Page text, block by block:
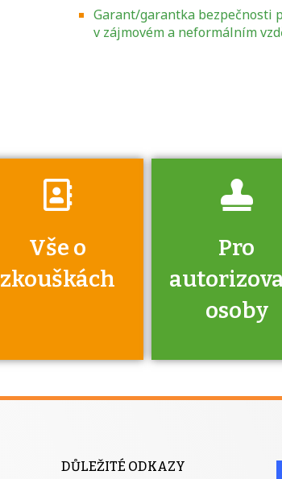
Garant/garantka bezpečnosti
v zájmovém a neformálním
Vše o
zkouškách
Zjistěte, jak se
Pro
osoby
DŮLEŽITÉ ODKAZY